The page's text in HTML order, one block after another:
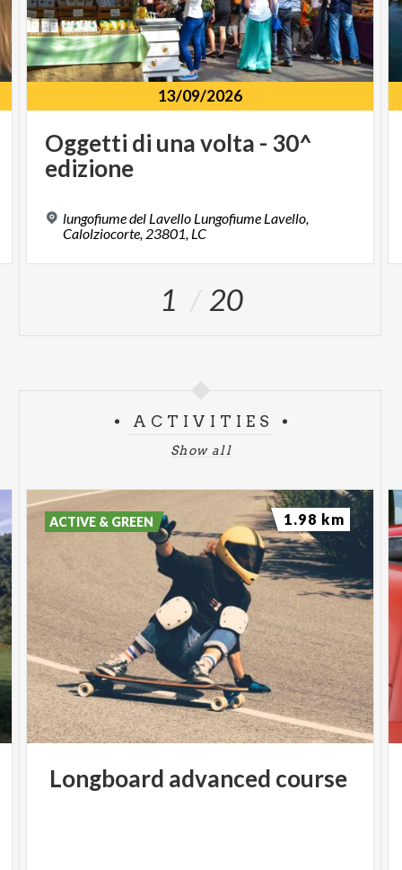
13/09/2026
Oggetti di unavolta - 30^
edizione
lungofiume del Lavello Lungofiume Lavello,
Calolziocorte, 23801, LC
1 20
ACTIVITIES
Show all
Longboard advanced course
ACTIVE & GREEN 1.98 km